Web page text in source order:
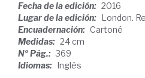
Fecha de la edición: 2016
Lugar de la edición: London.
Encuadernación: Cartoné
Medidas: 24 cm
Nº Pág.: 369
Idiomas: Inglés